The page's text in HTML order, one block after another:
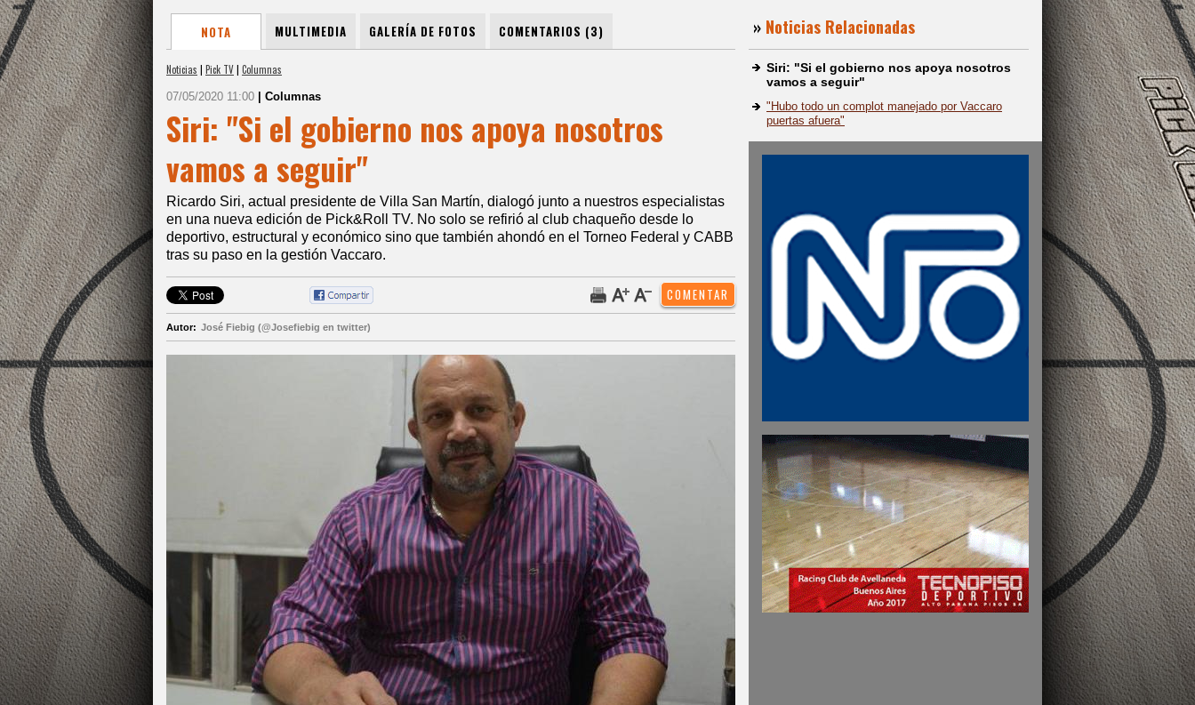
NOTA MULTIMEDIA GALERÍA DE FOTOS COMENTARIOS (3)
Noticias | Pick TV| Columnas
07/05/2020 11:00 | Columnas
Siri: "Si el gobierno nos apoya nosotros
vamos a seguir"
Ricardo Siri, actual presidente de Villa San Martín, dialogó junto a nuestros especialistas
en una nueva edición de Pick&Roll TV. No solo se refirió al club chaqueño desde lo
deportivo, estructural y económico sino que también ahondó en el Torneo Federal y CABB
tras su paso en la gestión Vaccaro.
Autor: José Fiebig (@Josefiebig en twitter)
» Noticias Relacionadas
Siri: "Si el gobierno nos apoya nosotros
vamos a seguir"
"Hubo todo un complot manejado por Vaccaro
puertas afuera"